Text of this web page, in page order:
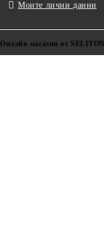
Моите лични данни
Онлайн магазин от SELITON